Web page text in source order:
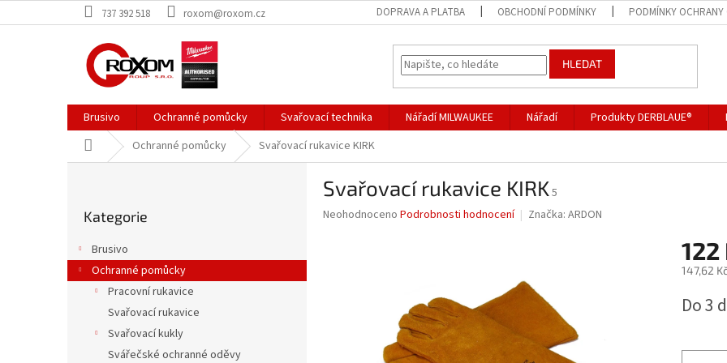
na
737 392 518 roxom@roxom.cz DOPRAVA A PLATBA OBCHODNÍ PODMÍNKY PODMÍNKY OCHRANY
HLEDAT
Brusivo Ochranné pomůcky Svařovací technika Nářadí MILWAUKEE Nářadí Produkty DERBLAUE®
Domů Ochranné pomůcky Svařovací rukavice KIRK
a
n
kategorie
Kategorie
Brusivo
Ochranné pomůcky
Pracovní rukavice
Svařovací rukavice
Svařovací kukly
Svářečské ochranné oděvy
Svařovací rukavice KIRK5
Průměrné
Neohodnoceno Podrobnosti hodnocení Značka: ARDON
122
147,62
cena:
Do 3